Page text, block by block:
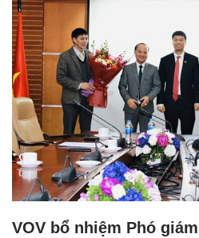
VOV bổ nhiệm Phó